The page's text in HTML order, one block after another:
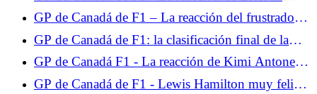
vuelta de mierda”
Ocon tras la clasificación: "Tres vueltas para
adaptarse son demasiado cortas"
GP de Canadá de F1 – La reacción del frustrado
Charles Leclerc tras la clasificación: “Nunca me
funciona en Montreal”
GP de Canadá de F1: la clasificación final de la
carrera, Russell pierde a lo grande, Isack Hadjar en
el Top 5
GP de Canadá F1 - La reacción de Kimi Antonelli
al final, el italiano lamenta el abandono de Russell
GP de Canadá de F1 - Lewis Hamilton muy feliz